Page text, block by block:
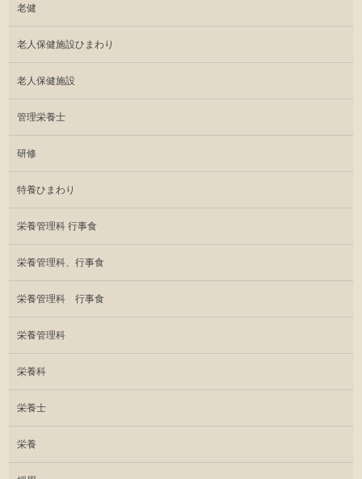
老健
老人保健施設ひまわり
老人保健施設
管理栄養士
研修
特養ひまわり
栄養管理科 行事食
栄養管理科、行事食
栄養管理科 行事食
栄養管理科
栄養科
栄養士
栄養